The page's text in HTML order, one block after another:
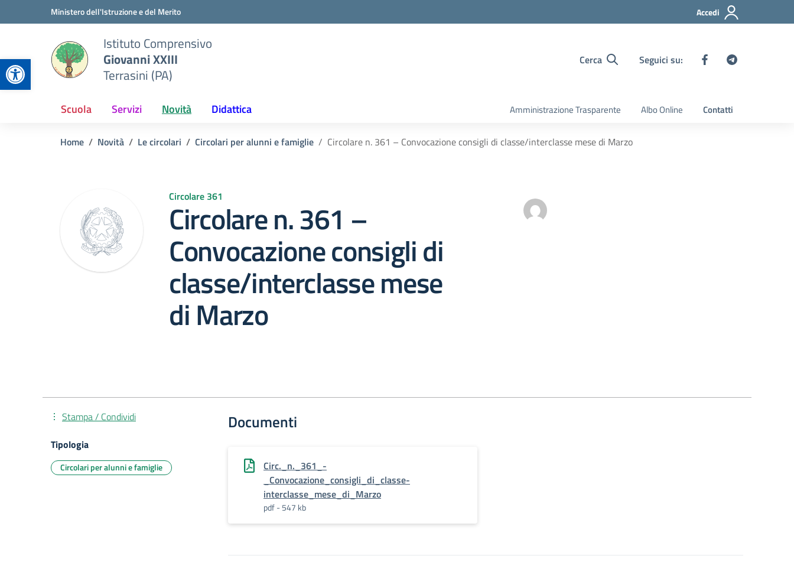
Apri la barra degli strumenti
Vai ai contenuti
Vai al menu di navigazioneMinistero dell'Istruzione e del Merito Accedi
Istituto Comprensivo
Giovanni XXIII
Terrasini (PA)
Cerca Seguici su:
Scuola Servizi Novità Didattica Amministrazione Trasparente Albo Online Contatti
Home Novità Le circolari Circolari per alunni e famiglie Circolare n. 361 – Convocazione consigli di classe/interclasse mese di Marzo
Circolare 361
Circolare n. 361 –
Convocazione consigli di
classe/interclasse mese
di Marzo
Documenti
Circ._n._361_-
_Convocazione_consigli_di_classe-
interclasse_mese_di_Marzo
pdf - 547 kb
Stampa / Condividi
Tipologia
Circolari per alunni e famiglie